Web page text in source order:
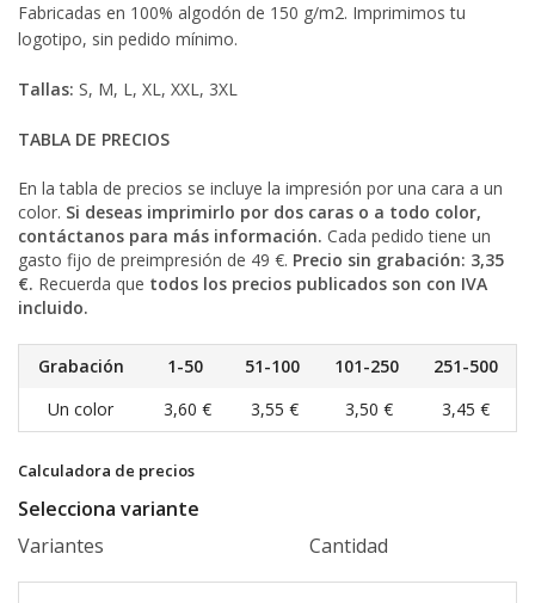
Fabricadas en 100% algodón de 150 g/m2. Imprimimos tu
logotipo, sin pedido mínimo.
Tallas: S, M, L, XL, XXL, 3XL
TABLA DE PRECIOS
En la tabla de precios se incluye la impresión por una cara a un
color. Si deseas imprimirlo por dos caras o a todo color,
contáctanos para más información. Cada pedido tiene un
gasto fijo de preimpresión de 49 €. Precio sin grabación: 3,35
€. Recuerda que todos los precios publicados son con IVA
incluido.
Grabación 1-50 51-100 101-250
251-500
Un color
3,60 € 3,55 € 3,50 € 3,45 €
Calculadora de precios
Selecciona variante
Variantes
Cantidad